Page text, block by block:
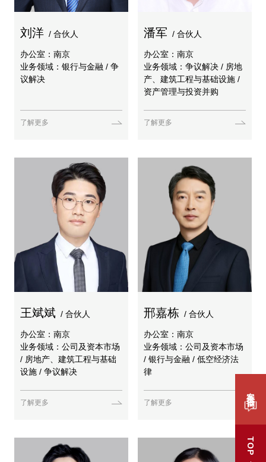
TOP
刘洋 / 合伙人
办公室：南京
业务领域：银行与金融 / 争
议解决
了解更多
潘军 / 合伙人
办公室：南京
业务领域：争议解决 / 房地
产、建筑工程与基础设施 /
资产管理与投资并购
了解更多
王斌斌 / 合伙人
办公室：南京
业务领域：公司及资本市场
/ 房地产、建筑工程与基础
设施 / 争议解决
了解更多
邢嘉栋 / 合伙人
办公室：南京
业务领域：公司及资本市场
/ 银行与金融 / 低空经济法
律
了解更多